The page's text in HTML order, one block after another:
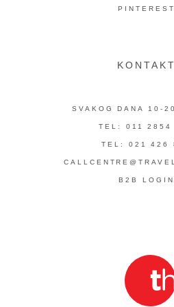
PINTEREST
KONTAKT
SVAKOG DANA 10-
TEL: 011 2854
TEL: 021 426
B2B LOGIN